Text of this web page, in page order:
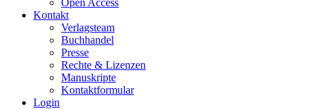
Open Access
Kontakt
Verlagsteam
Buchhandel
Presse
Rechte & Lizenzen
Manuskripte
Kontaktformular
Login